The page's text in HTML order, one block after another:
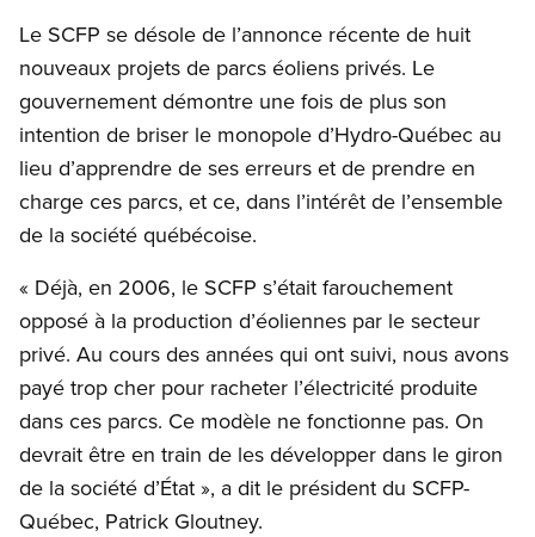
Le SCFP se désole de l’annonce récente de huit
nouveaux projets de parcs éoliens privés. Le
gouvernement démontre une fois de plus son
intention de briser le monopole d’Hydro-Québec au
lieu d’apprendre de ses erreurs et de prendre en
charge ces parcs, et ce, dans l’intérêt de l’ensemble
de la société québécoise.
« Déjà, en 2006, le SCFP s’était farouchement
opposé à la production d’éoliennes par le secteur
privé. Au cours des années qui ont suivi, nous avons
payé trop cher pour racheter l’électricité produite
dans ces parcs. Ce modèle ne fonctionne pas. On
devrait être en train de les développer dans le giron
de la société d’État », a dit le président du SCFP-
Québec, Patrick Gloutney.